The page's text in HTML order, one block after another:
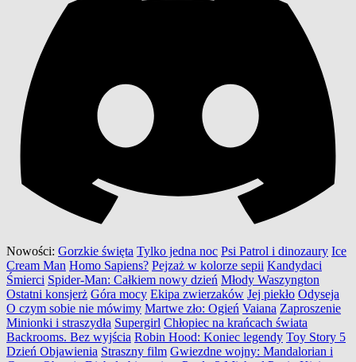
Nowości: Gorzkie święta Tylko jedna noc Psi Patrol i dinozaury Ice
Cream Man Homo Sapiens? Pejzaż w kolorze sepii Kandydaci
Śmierci Spider-Man: Całkiem nowy dzień Młody Waszyngton
Ostatni konsjerż Góra mocy Ekipa zwierzaków Jej piekło Odyseja
O czym sobie nie mówimy Martwe zło: Ogień Vaiana Zaproszenie
Minionki i straszydła Supergirl Chłopiec na krańcach świata
Backrooms. Bez wyjścia Robin Hood: Koniec legendy Toy Story 5
Dzień Objawienia Straszny film Gwiezdne wojny: Mandalorian i